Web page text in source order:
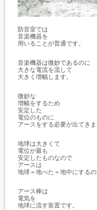
防音室では
音楽機器を
用いることが普通です。
音楽機器は微妙であるのに
大きな電流を流して
大きく増幅します。
微妙な
増幅をするため
安定した
電位のものに
アースをする必要が出てきま
地球は大きくて
電位が最も
安定したものなので
アースは
地球＝地べた＝地中にするの
アース棒は
電気を
地球に流す装置です。